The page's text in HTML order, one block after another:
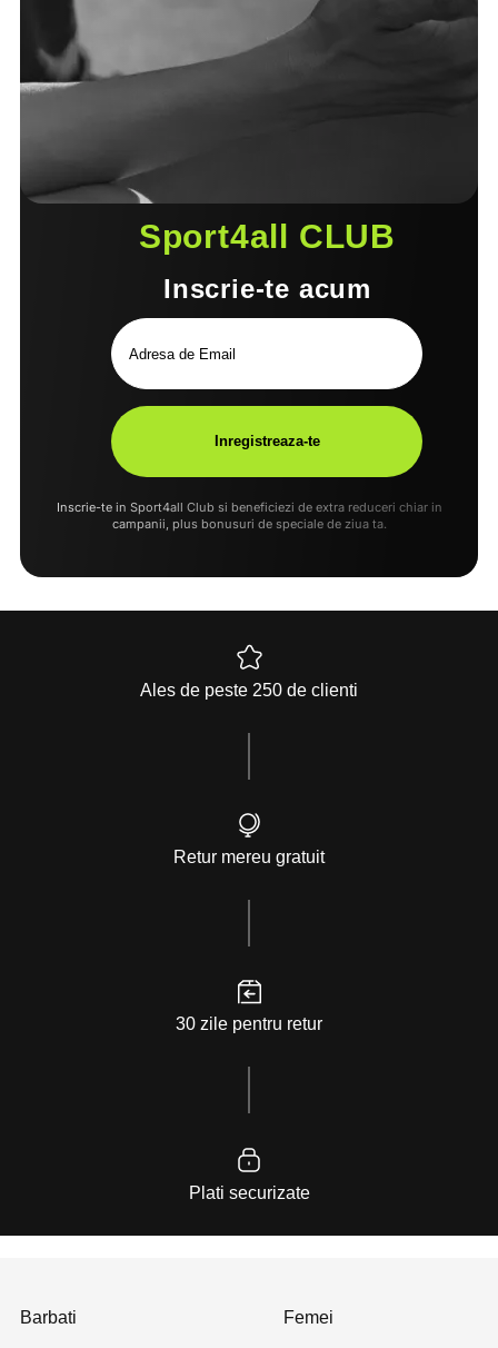
Sport4all CLUB
Inscrie-te acum
Inscrie-te in Sport4all Club si beneficiezi de extra reduceri chiar in
campanii, plus bonusuri de speciale de ziua ta.
Ales de peste 250 de clienti
Retur mereu gratuit
30 zile pentru retur
Plati securizate
Barbati Femei